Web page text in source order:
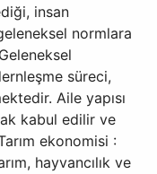
insan
normlara
süreci,
Aile yapısı
kabul edilir ve
ekonomisi :
hayvancılık ve